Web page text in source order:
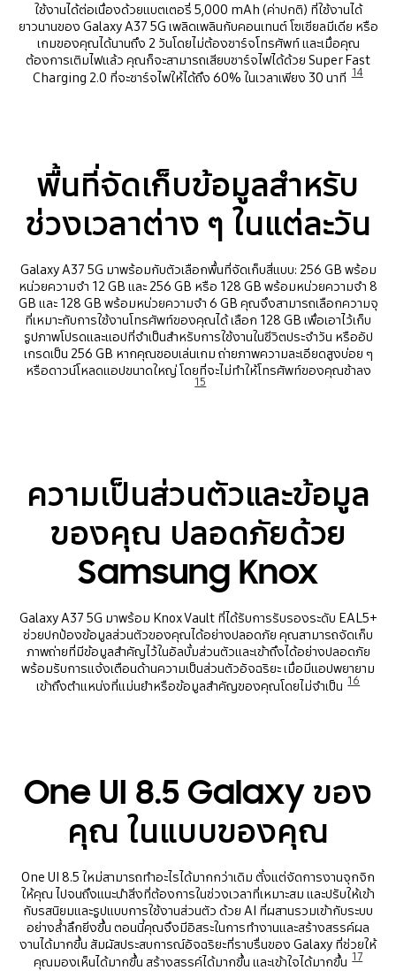
ใช้งานได้ต่อเนื่องด้วยแบตเตอรี่ 5,000 mAh (ค่าปกติ) ที่ใช้งานได้
ยาวนานของ Galaxy A37 5G เพลิดเพลินกับคอนเทนต์ โซเชียลมีเดีย หรือ
เกมของคุณได้นานถึง 2 วันโดยไม่ต้องชาร์จโทรศัพท์ และเมื่อคุณ
ต้องการเติมไฟแล้ว คุณก็จะสามารถเสียบชาร์จไฟได้ด้วย Super Fast
Charging 2.0 ที่จะชาร์จไฟให้ได้ถึง 60% ในเวลาเพียง 30 นาที 14
พื้นที่จัดเก็บข้อมูลสำหรับ
ช่วงเวลาต่าง ๆ ในแต่ละวัน
Galaxy A37 5G มาพร้อมกับตัวเลือกพื้นที่จัดเก็บสี่แบบ: 256 GB พร้อม
หน่วยความจำ 12 GB และ 256 GB หรือ 128 GB พร้อมหน่วยความจำ 8
GB และ 128 GB พร้อมหน่วยความจำ 6 GB คุณจึงสามารถเลือกความจุ
ที่เหมาะกับการใช้งานโทรศัพท์ของคุณได้ เลือก 128 GB เพื่อเอาไว้เก็บ
รูปภาพโปรดและแอปที่จำเป็นสำหรับการใช้งานในชีวิตประจำวัน หรืออัป
เกรดเป็น 256 GB หากคุณชอบเล่นเกม ถ่ายภาพความละเอียดสูงบ่อย ๆ
หรือดาวน์โหลดแอปขนาดใหญ่ โดยที่จะไม่ทำให้โทรศัพท์ของคุณช้าลง
15
ความเป็นส่วนตัวและข้อมูล
ของคุณ ปลอดภัยด้วย
Samsung Knox
Galaxy A37 5G มาพร้อม Knox Vault ที่ได้รับการรับรองระดับ EAL5+
ช่วยปกป้องข้อมูลส่วนตัวของคุณได้อย่างปลอดภัย คุณสามารถจัดเก็บ
ภาพถ่ายที่มีข้อมูลสำคัญไว้ในอัลบั้มส่วนตัวและเข้าถึงได้อย่างปลอดภัย
พร้อมรับการแจ้งเตือนด้านความเป็นส่วนตัวอัจฉริยะ เมื่อมีแอปพยายาม
เข้าถึงตำแหน่งที่แม่นยำหรือข้อมูลสำคัญของคุณโดยไม่จำเป็น 16
One UI 8.5 Galaxy ของ
คุณ ในแบบของคุณ
One UI 8.5 ใหม่สามารถทำอะไรได้มากกว่าเดิม ตั้งแต่จัดการงานจุกจิก
ให้คุณ ไปจนถึงแนะนำสิ่งที่ต้องการในช่วงเวลาที่เหมาะสม และปรับให้เข้า
กับรสนิยมและรูปแบบการใช้งานส่วนตัว ด้วย AI ที่ผสานรวมเข้ากับระบบ
อย่างล้ำลึกยิ่งขึ้น ตอนนี้คุณจึงมีอิสระในการทำงานและสร้างสรรค์ผล
งานได้มากขึ้น สัมผัสประสบการณ์อัจฉริยะที่ราบรื่นของ Galaxy ที่ช่วยให้
คุณมองเห็นได้มากขึ้น สร้างสรรค์ได้มากขึ้น และเข้าใจได้มากขึ้น 17